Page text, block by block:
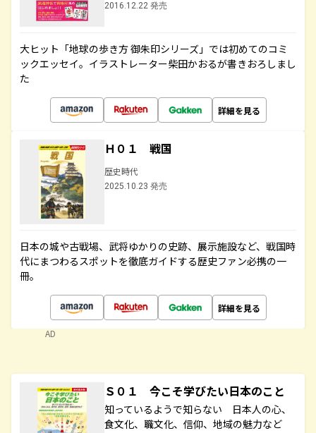
2016.12.22 発売
大ヒット「地球の歩き方 御朱印シリーズ」では初めてのコミ
ックエッセイ。イラストレーター柴田かおるが書きおろしまし
た
詳細を見る
Ｈ０１ 戦国
歴史時代
2025.10.23 発売
日本の城や古戦場、武将ゆかりの史跡、展示施設など、戦国時
代にまつわるスポットを徹底ガイドする歴史ファン必携の一
冊。
詳細を見る
AD
Ｓ０１ 今こそ学びたい日本のこと
知っているようで知らない 日本人の心、
食文化、職文化、信仰、地域の魅力など